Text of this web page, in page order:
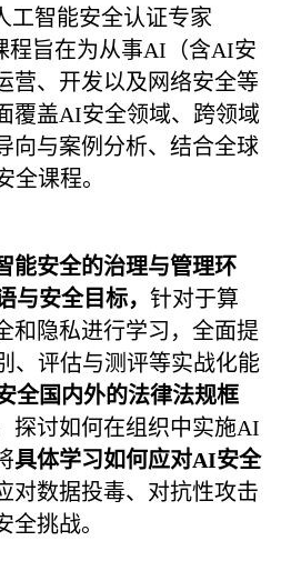
工智能安全认证专家
程旨在为从事AI（含AI安
营、开发以及网络安全等
覆盖AI安全领域、跨领域
向与案例分析、结合全球
全课程。
能安全的治理与管理环
与安全目标， 针对于算
和隐私进行学习，全面提
、评估与测评等实战化能
全国内外的法律法规框
探讨如何在组织中实施AI
具体学习如何应对AI安全
对数据投毒、对抗性攻击
挑战。